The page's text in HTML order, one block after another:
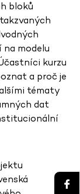
bloků
modelu
kurzu
a proč je
tématy
dat